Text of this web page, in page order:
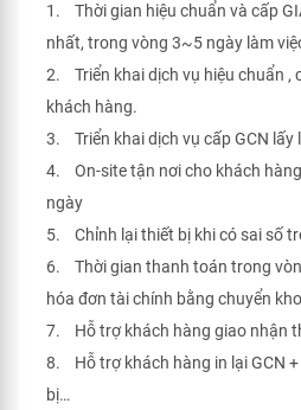
1. Thời gian hiệu chuẩn và cấp
nhất, trong vòng 3~5 ngày làm
2. Triển khai dịch vụ hiệu chuẩn ,
khách hàng.
3. Triển khai dịch vụ cấp GCN lấy
4. On-site tận nơi cho khách
ngày
5. Chỉnh lại thiết bị khi có sai số
6. Thời gian thanh toán trong
hóa đơn tài chính bằng chuyển
7. Hỗ trợ khách hàng giao nhận
8. Hỗ trợ khách hàng in lại GCN
bị…